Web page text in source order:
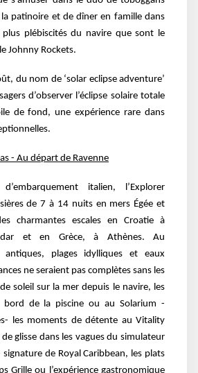
patinoire et de dîner en famille dans
plus plébiscités du navire que sont le
le Johnny Rockets.
du nom de ‘solar eclipse adventure’
d’observer l’éclipse solaire totale
de fond, une expérience rare dans
- Au départ de Ravenne
italien, l’Explorer
de 7 à 14 nuits en mers Égée et
charmantes escales en Croatie à
et en Grèce, à Athènes. Au
antiques, plages idylliques et eaux
ne seraient pas complètes sans les
soleil sur la mer depuis le navire, les
bord de la piscine ou au Solarium -
les moments de détente au Vitality
glisse dans les vagues du simulateur
signature de Royal Caribbean, les plats
Grille ou l’expérience gastronomique